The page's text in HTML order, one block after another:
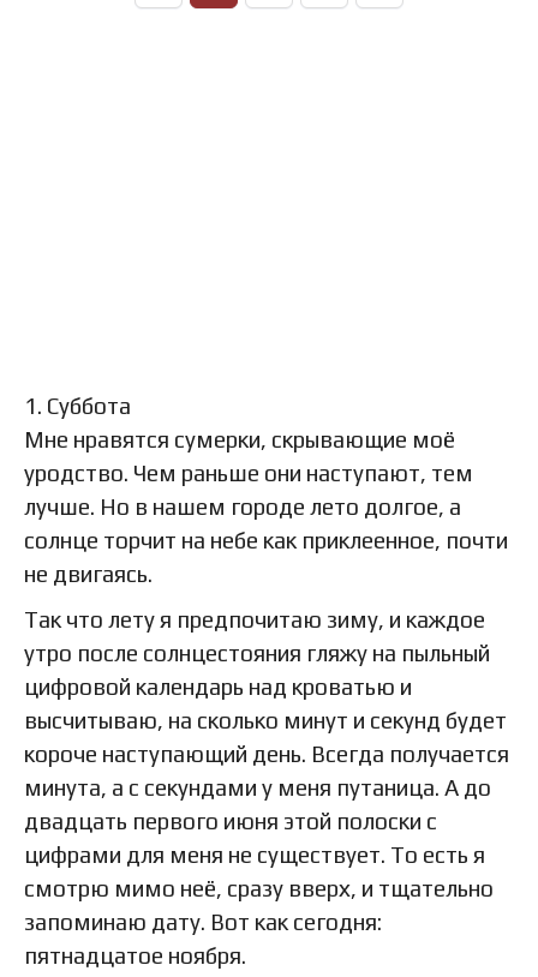
1. Суббота
Мне нравятся сумерки, скрывающие моё
уродство. Чем раньше они наступают, тем
лучше. Но в нашем городе лето долгое, а
солнце торчит на небе как приклеенное, почти
не двигаясь.
Так что лету я предпочитаю зиму, и каждое
утро после солнцестояния гляжу на пыльный
цифровой календарь над кроватью и
высчитываю, на сколько минут и секунд будет
короче наступающий день. Всегда получается
минута, а с секундами у меня путаница. А до
двадцать первого июня этой полоски с
цифрами для меня не существует. То есть я
смотрю мимо неё, сразу вверх, и тщательно
запоминаю дату. Вот как сегодня:
пятнадцатое ноября.